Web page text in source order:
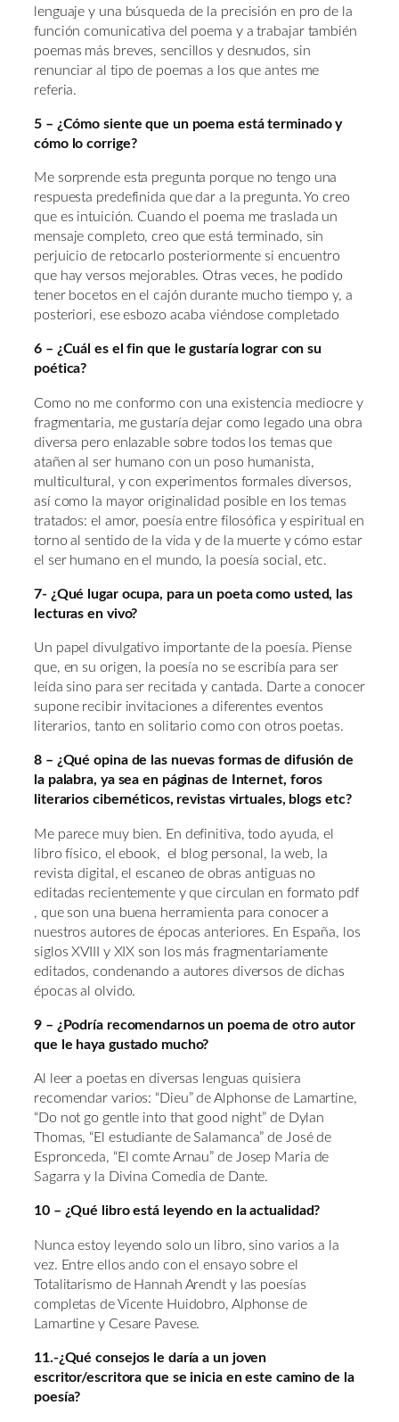
lenguaje y una búsqueda de la precisión en pro de la
función comunicativa del poema y a trabajar también
poemas más breves, sencillos y desnudos, sin
renunciar al tipo de poemas a los que antes me
referia.
5 – ¿Cómo siente que un poema está terminado y
cómo lo corrige?
Me sorprende esta pregunta porque no tengo una
respuesta predefinida que dar a la pregunta. Yo creo
que es intuición. Cuando el poema me traslada un
mensaje completo, creo que está terminado, sin
perjuicio de retocarlo posteriormente si encuentro
que hay versos mejorables. Otras veces, he podido
tener bocetos en el cajón durante mucho tiempo y, a
posteriori, ese esbozo acaba viéndose completado
6 – ¿Cuál es el fin que le gustaría lograr con su
poética?
Como no me conformo con una existencia mediocre y
fragmentaria, me gustaría dejar como legado una obra
diversa pero enlazable sobre todos los temas que
atañen al ser humano con un poso humanista,
multicultural, y con experimentos formales diversos,
así como la mayor originalidad posible en los temas
tratados: el amor, poesía entre filosófica y espiritual en
torno al sentido de la vida y de la muerte y cómo estar
el ser humano en el mundo, la poesía social, etc.
7- ¿Qué lugar ocupa, para un poeta como usted, las
lecturas en vivo?
Un papel divulgativo importante de la poesía. Piense
que, en su origen, la poesía no se escribía para ser
leída sino para ser recitada y cantada. Darte a conocer
supone recibir invitaciones a diferentes eventos
literarios, tanto en solitario como con otros poetas.
8 – ¿Qué opina de las nuevas formas de difusión de
la palabra, ya sea en páginas de Internet, foros
literarios cibernéticos, revistas virtuales, blogs etc?
Me parece muy bien. En definitiva, todo ayuda, el
libro físico, el ebook, el blog personal, la web, la
revista digital, el escaneo de obras antiguas no
editadas recientemente y que circulan en formato pdf
, que son una buena herramienta para conocer a
nuestros autores de épocas anteriores. En España, los
siglos XVIII y XIX son los más fragmentariamente
editados, condenando a autores diversos de dichas
épocas al olvido.
9 – ¿Podría recomendarnos un poema de otro autor
que le haya gustado mucho?
Al leer a poetas en diversas lenguas quisiera
recomendar varios: “Dieu” de Alphonse de Lamartine,
“Do not go gentle into that good night” de Dylan
Thomas, “El estudiante de Salamanca” de José de
Espronceda, “El comte Arnau” de Josep Maria de
Sagarra y la Divina Comedia de Dante.
10 – ¿Qué libro está leyendo en la actualidad?
Nunca estoy leyendo solo un libro, sino varios a la
vez. Entre ellos ando con el ensayo sobre el
Totalitarismo de Hannah Arendt y las poesías
completas de Vicente Huidobro, Alphonse de
Lamartine y Cesare Pavese.
11.-¿Qué consejos le daría a un joven
escritor/escritora que se inicia en este camino de la
poesía?